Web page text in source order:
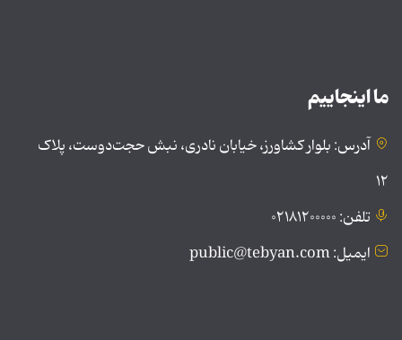
ما اینجاییم
آدرس: بلوار کشاورز، خیابان نادری، نبش حجت‌دوست، پلاک
۱۲
تلفن: ۰۲۱۸۱۲۰۰۰۰۰
ایمیل: public@tebyan.com